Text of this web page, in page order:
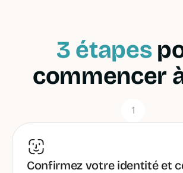
3 étapes
commencer
1
Confirmez votre identité et